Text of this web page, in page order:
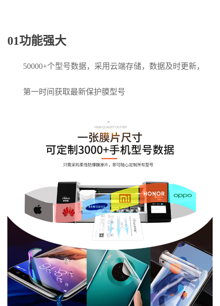
01功能强大
50000+个型号数据，采用云端存储，数据及时更新，
第一时间获取最新保护膜型号